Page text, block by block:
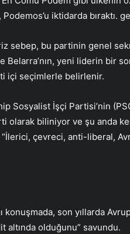
iktidarda bıraktı.
sebep, bu partinin genel
Belarra’nın, yeni liderin bir
içi seçimlerle belirlenir.
Sosyalist İşçi Partisi’nin
olarak biliniyor ve şu anda
“İlerici, çevreci, anti-liberal,
konuşmada, son yıllarda
altında olduğunu” savundu.